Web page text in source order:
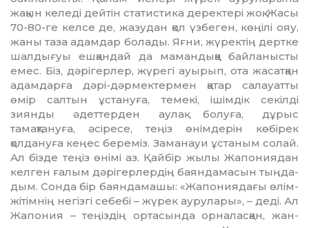
жақын келеді дейтін статистика деректері жоқ. Жасы
70-80-ге келсе де, жазудан қол үзбе­ген, көңілі ояу,
жаны таза адамдар болады. Яғни, жүректің дертке
шалдығуы ешқан­дай да мамандыққа байланысты
емес. Біз, дәрігерлер, жүрегі ауырып, ота жасатқан
адамдарға дәрі-дәрмектермен қатар салауатты
өмір салтын ұстануға, темекі, ішімдік секілді
зиянды әдеттерден аулақ болуға, дұрыс
тамақтануға, әсіресе, теңіз өнімдерін көбірек
қолдануға кеңес береміз. Заманауи ұстаным солай.
Ал бізде теңіз өнімі аз. Қайбір жылы Жапониядан
келген ғалым дәрігерлердің баяндамасын тыңда­
дым. Сонда бір баяндамашы: «Жапония­дағы өлім-
жітімнің негізгі себебі – жүрек аурулары», – деді. Ал
Жапония – теңіздің ортасында орналасқан, жан-